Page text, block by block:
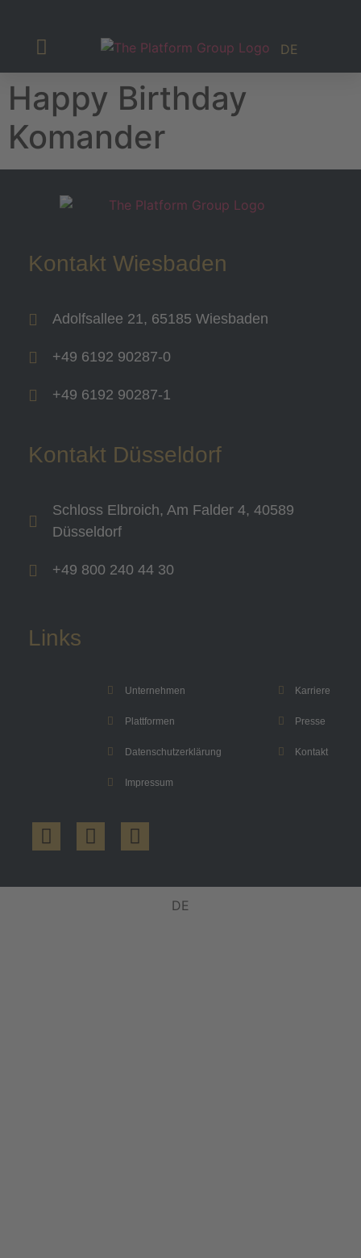
DE
Happy Birthday
Komander
Kontakt Wiesbaden
Adolfsallee 21, 65185 Wiesbaden
+49 6192 90287-0
+49 6192 90287-1
Kontakt Düsseldorf
Schloss Elbroich, Am Falder 4, 40589
Düsseldorf
+49 800 240 44 30
Links
Unternehmen
Plattformen
Datenschutzerklärung
Impressum
Karriere
Presse
Kontakt
DE